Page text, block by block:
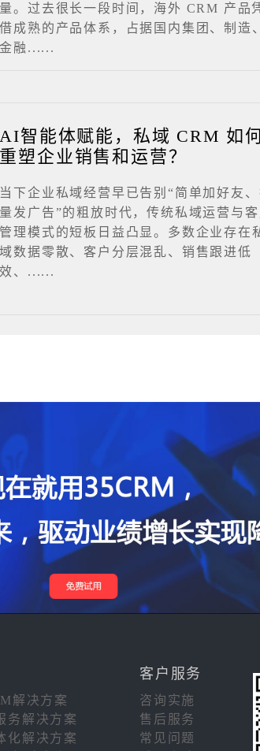
量。过去很长一段时间，海外 CRM 产品
借成熟的产品体系，占据国内集团、制造、
金融......
AI智能体赋能，私域 CRM 如
重塑企业销售和运营？
当下企业私域经营早已告别“简单加好友
量发广告”的粗放时代，传统私域运营与客
管理模式的短板日益凸显。多数企业存在
域数据零散、客户分层混乱、销售跟进低
效、......
客户服务
解决方案
咨询实施
务解决方案
售后服务
化解决方案
常见问题